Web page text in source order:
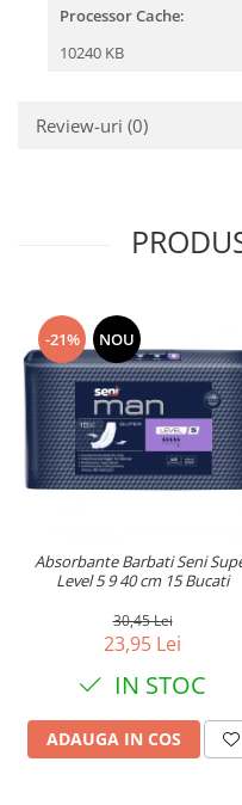
Processor Cache:
10240 KB
Review-uri (0)
-21% NOU
Absorbante Barbati Seni
Level 5 9 40 cm 15 Bucati
30,45 Lei
23,95 Lei
IN STOC
ADAUGA IN COS